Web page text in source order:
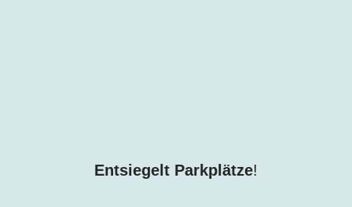
Entsiegelt Parkplätze!